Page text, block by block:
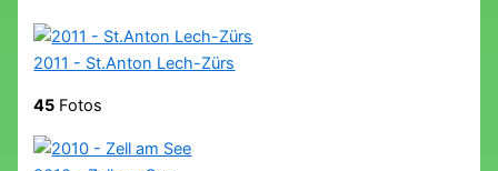
2011 - St.Anton Lech-Zürs
45 Fotos